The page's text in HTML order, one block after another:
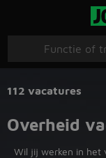
112 vacatures
Overheid
Wil jij werken in het